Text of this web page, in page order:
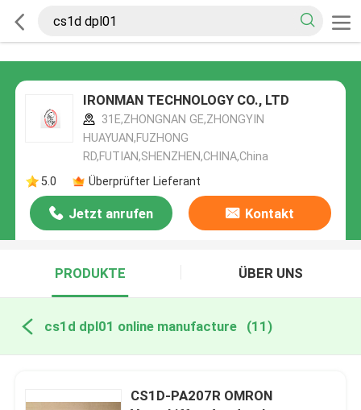
IRONMAN TECHNOLOGY CO., LTD
31E,ZHONGNAN GE,ZHONGYIN
HUAYUAN,FUZHONG
RD,FUTIAN,SHENZHEN,CHINA,China
5.0
Überprüfter Lieferant
Jetzt anrufen Kontakt
PRODUKTE ÜBER UNS
cs1d dpl01 online manufacture (11)
CS1D-PA207R OMRON